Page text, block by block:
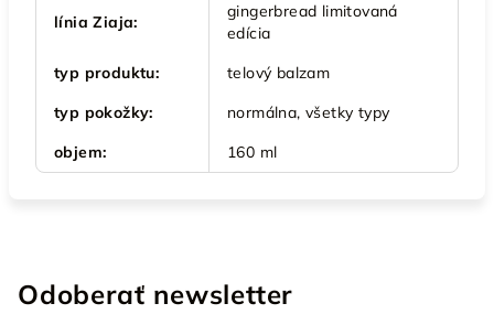
línia Ziaja:
gingerbread limitovaná
edícia
typ produktu:
telový balzam
typ pokožky:
normálna, všetky typy
objem: 160 ml
Odoberať newsletter